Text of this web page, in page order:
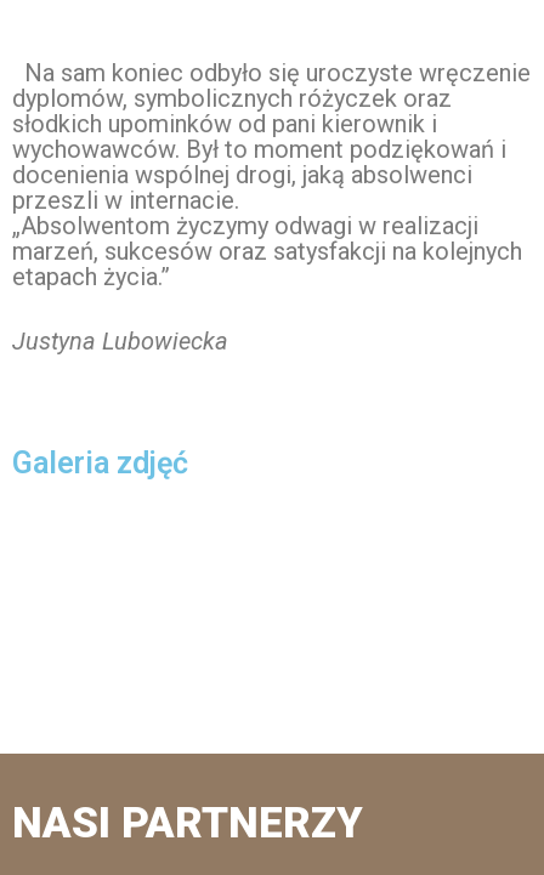
Na sam koniec odbyło się uroczyste wręczenie
dyplomów, symbolicznych różyczek oraz
słodkich upominków od pani kierownik i
wychowawców. Był to moment podziękowań i
docenienia wspólnej drogi, jaką absolwenci
przeszli w internacie.
„Absolwentom życzymy odwagi w realizacji
marzeń, sukcesów oraz satysfakcji na kolejnych
etapach życia.”
Justyna Lubowiecka
Galeria zdjęć
NASI PARTNERZY